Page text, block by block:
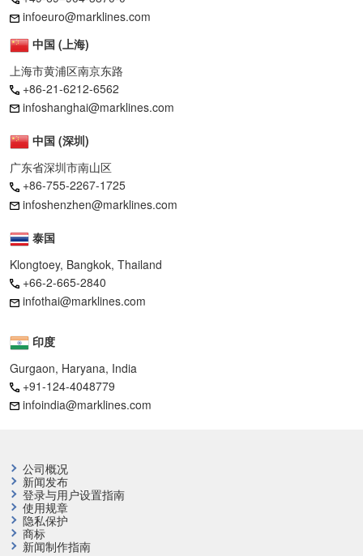
infoeuro@marklines.com
中国 (上海)
上海市黄浦区南京东路
+86-21-6212-6562
infoshanghai@marklines.com
中国 (深圳)
广东省深圳市南山区
+86-755-2267-1725
infoshenzhen@marklines.com
泰国
Klongtoey, Bangkok, Thailand
+66-2-665-2840
infothai@marklines.com
印度
Gurgaon, Haryana, India
+91-124-4048779
infoindia@marklines.com
公司概况
新闻发布
登录与用户设置指南
使用规章
隐私保护
商标
新闻制作指南